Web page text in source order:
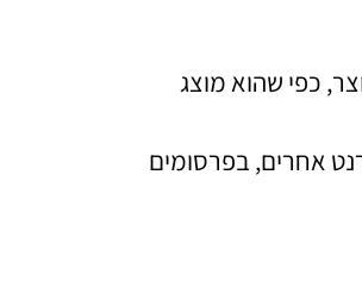
כפי שהוא מוצג
אחרים, בפרסומים